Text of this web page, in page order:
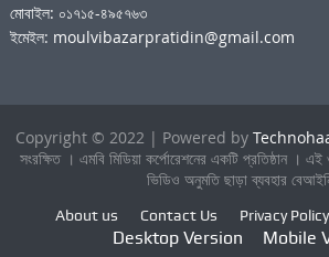
মোবাইল: ০১৭১৫-৪৯৫৭৬৩
ইমেইল: moulvibazarpratidin@gmail.com
Copyright © 2022 | Powered by
সংরক্ষিত । এমবি মিডিয়া কর্পোরেশনের একটি প্রতিষ্ঠান ।
ভিডিও অনুমতি ছাড়া ব্যবহার
About us Contact Us Privacy Policy
Desktop Version Mobile